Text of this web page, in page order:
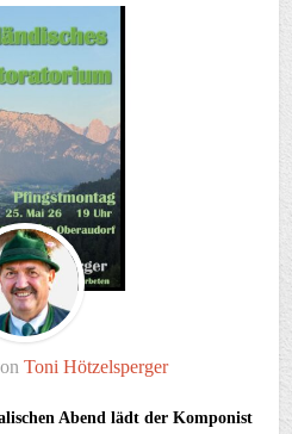
Toni Hötzelsperger
Abend lädt der Komponist